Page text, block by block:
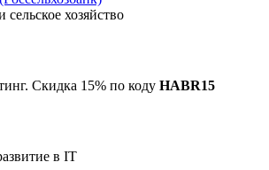
хозяйство
Скидка 15% по коду HABR15
в IT